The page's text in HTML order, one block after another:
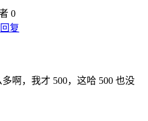
0
回复
啊，我才 500，这哈 500 也没